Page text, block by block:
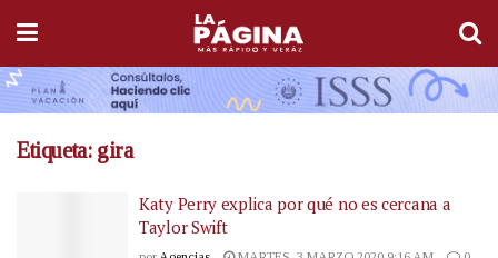
Etiqueta: gira
Katy Perry explica por qué no es cercana a
Taylor Swift